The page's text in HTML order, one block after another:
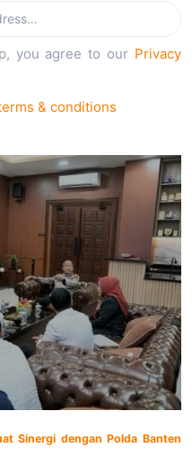
you agree to our Privacy
& conditions
Sinergi dengan Polda Banten